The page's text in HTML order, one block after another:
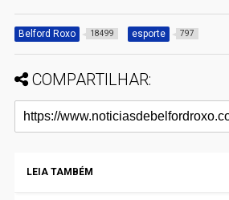
Belford Roxo 18499 esporte 797
COMPARTILHAR:
LEIA TAMBÉM